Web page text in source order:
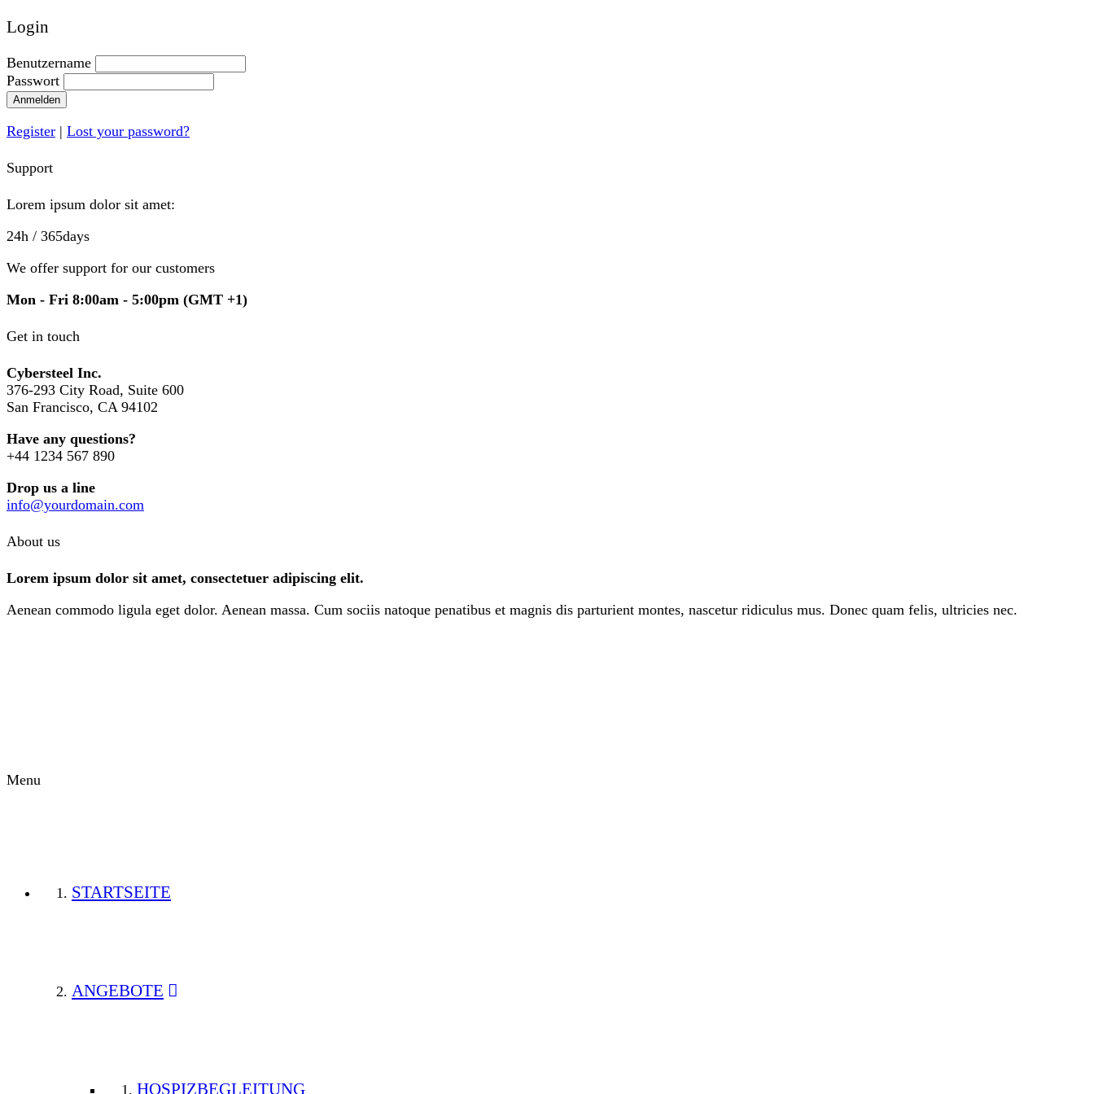
Login
Benutzername
Passwort
Anmelden
Register | Lost your password?
Support
Lorem ipsum dolor sit amet:
24h / 365days
We offer support for our customers
Mon - Fri 8:00am - 5:00pm (GMT +1)
Get in touch
Cybersteel Inc.
376-293 City Road, Suite 600
San Francisco, CA 94102
Have any questions?
+44 1234 567 890
Drop us a line
info@yourdomain.com
About us
Lorem ipsum dolor sit amet, consectetuer adipiscing elit.
Aenean commodo ligula eget dolor. Aenean massa. Cum sociis natoque penatibus et magnis dis parturient montes, nascetur ridiculus mus. Donec quam felis, ultricies nec.
Menu
STARTSEITE
ANGEBOTE
HOSPIZBEGLEITUNG